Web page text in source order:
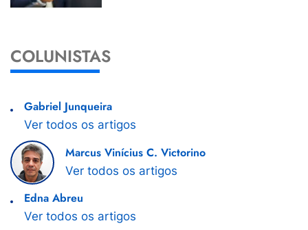
COLUNISTAS
Gabriel Junqueira
Ver todos os artigos
Marcus Vinícius C. Victorino
Ver todos os artigos
Edna Abreu
Ver todos os artigos